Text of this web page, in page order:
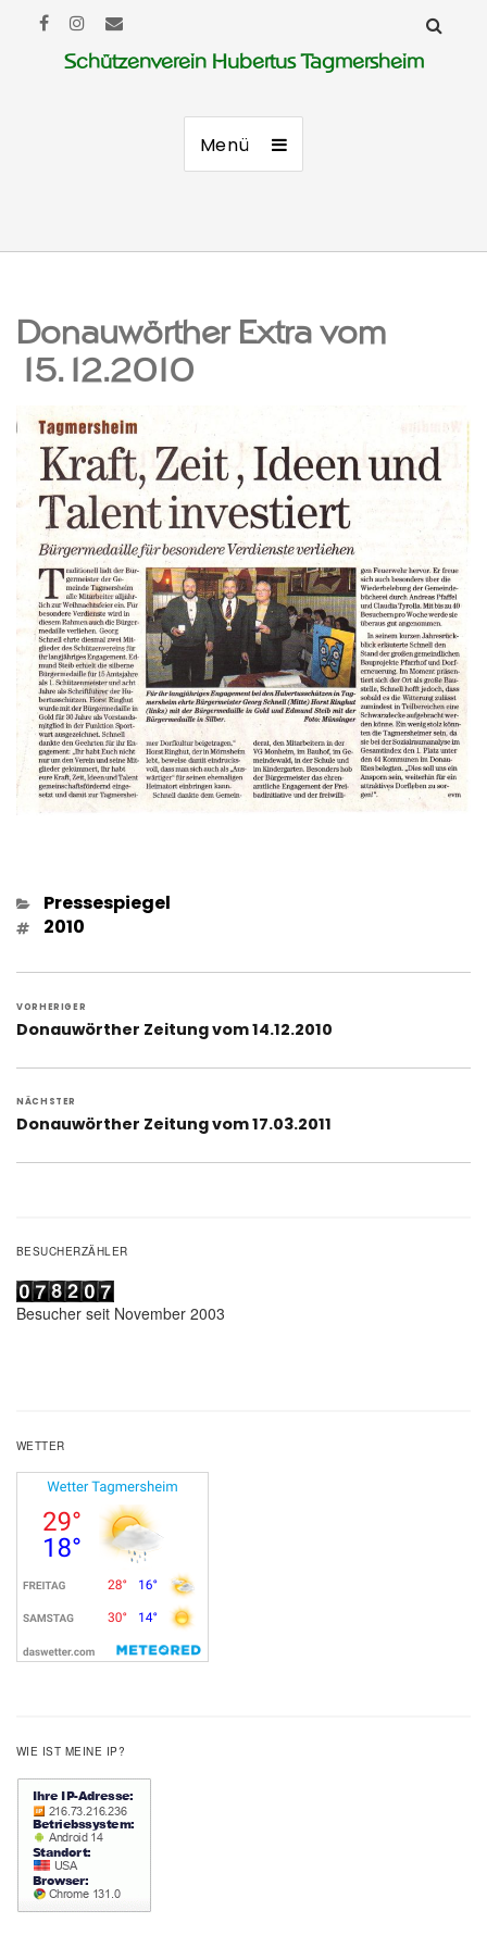
Schützenverein Hubertus Tagmersheim
Menü
Donauwörther Extra vom
15.12.2010
Kategorien
Pressespiegel
Schlagwörter
2010
VORHERIGER
Vorheriger
Donauwörther Zeitung vom 14.12.2010
NÄCHSTER
Nächster
Donauwörther Zeitung vom 17.03.2011
BESUCHERZÄHLER
Besucher seit November 2003
WETTER
WIE IST MEINE IP?